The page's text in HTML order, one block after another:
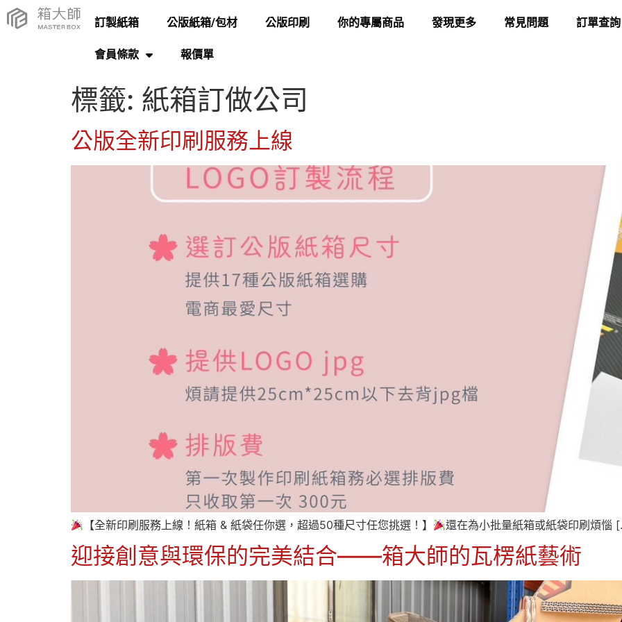
訂製紙箱 公版紙箱/包材 公版印刷 你的專屬商品 發現更多 常見問題 訂單查詢
會員條款 報價單
標籤: 紙箱訂做公司
公版全新印刷服務上線
【全新印刷服務上線！紙箱 & 紙袋任你選，超過50種尺寸任您挑選！】 還在為小批量紙箱或紙袋印刷煩惱
迎接創意與環保的完美結合——箱大師的瓦楞紙藝術